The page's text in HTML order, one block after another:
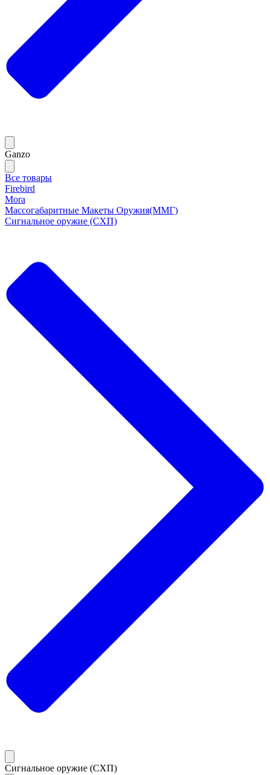
Ganzo
Все товары
Firebird
Mora
Массогабаритные Макеты Оружия(ММГ)
Сигнальное оружие (СХП)
Сигнальное оружие (СХП)